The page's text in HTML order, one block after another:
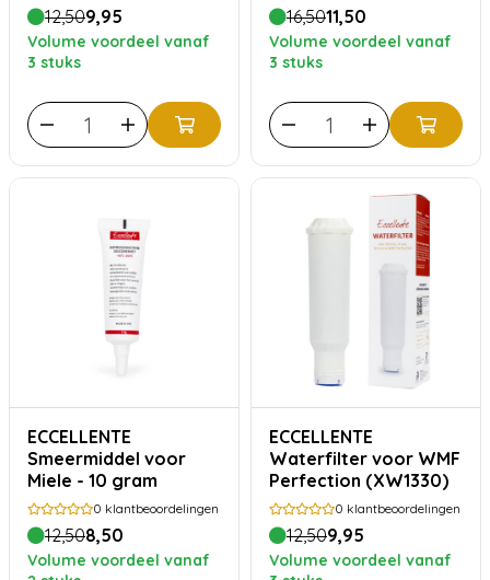
12,509,95
Volume voordeel vanaf
3 stuks
16,5011,50
Volume voordeel vanaf
3 stuks
ECCELLENTE
Smeermiddel voor
Miele - 10 gram
0 klantbeoordelingen
12,508,50
Volume voordeel vanaf
ECCELLENTE
Waterfilter voor WMF
Perfection (XW1330)
0 klantbeoordelingen
12,509,95
Volume voordeel vanaf